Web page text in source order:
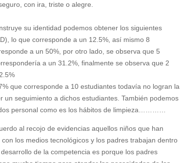
con ira, triste o alegre.
su identidad podemos obtener los siguientes
lo que corresponde a un 12.5%, así mismo 8
a un 50%, por otro lado, se observa que 5
a un 31.2%, finalmente se observa que 2
que corresponde a 10 estudiantes todavía no logran la
seguimiento a dichos estudiantes. También podemos
personal como es los hábitos de limpieza…………
al recojo de evidencias aquellos niños que han
los medios tecnológicos y los padres trabajan dentro
de la competencia es porque los padres